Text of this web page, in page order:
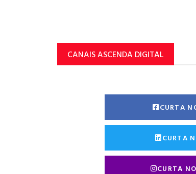
CANAIS ASCENDA DIGITAL
CURTA
CURTA
CURTA